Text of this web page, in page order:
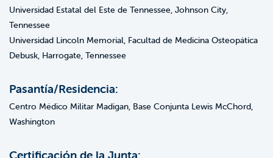
Universidad Estatal del Este de Tennessee, Johnson City,
Tennessee
Universidad Lincoln Memorial, Facultad de Medicina Osteopática
Debusk, Harrogate, Tennessee
Pasantía/Residencia:
Centro Médico Militar Madigan, Base Conjunta Lewis McChord,
Washington
Certificación de la Junta: